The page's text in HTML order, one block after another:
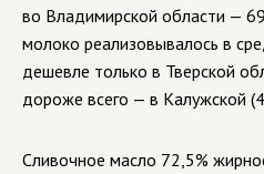
во Владимирской области —
молоко реализовывалось в
дешевле только в Тверской
дороже всего — в Калужской
Сливочное масло 72,5%